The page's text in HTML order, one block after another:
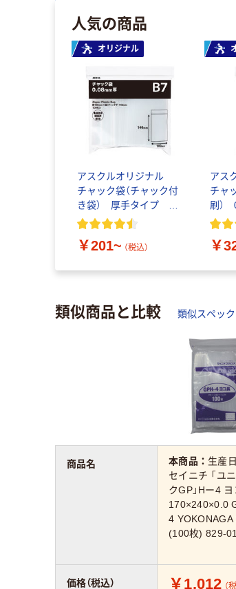
人気の商品
オリジナル
アスクルオリジナル
チャック袋（チャック付
き袋） 厚手タイプ
0.08mm厚
￥201~ （税込）
アス
チャ
刷）
込み
￥
類似商品と比較 類似スペッ
本商品： 生産
セイニチ 「ユ
クGP」Hー4
170×240×0.0
4 YOKONAGA
(100枚) 829-
￥1,012 （
商品名
価格（税込）